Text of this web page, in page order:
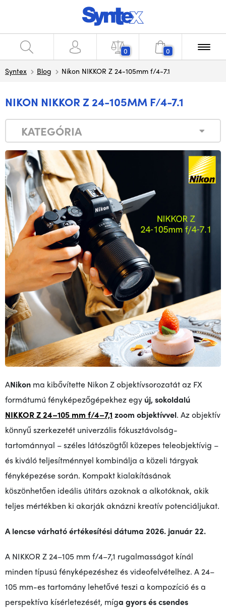
0 0
Syntex Blog Nikon NIKKOR Z 24-105mm f/4-7.1
NIKON NIKKOR Z 24-105MM F/4-7.1
KATEGÓRIA
ANikon ma kibővítette Nikon Z objektívsorozatát az FX
formátumú fényképezőgépekhez egy új, sokoldalú
NIKKOR Z 24–105 mm f/4–7,1 zoom objektívvel. Az objektív
könnyű szerkezetét univerzális fókusztávolság-
tartománnyal – széles látószögtől közepes teleobjektívig –
és kiváló teljesítménnyel kombinálja a közeli tárgyak
fényképezése során. Kompakt kialakításának
köszönhetően ideális útitárs azoknak a alkotóknak, akik
teljes mértékben ki akarják aknázni kreatív potenciáljukat.
A lencse várható értékesítési dátuma 2026. január 22.
A NIKKOR Z 24–105 mm f/4–7,1 rugalmasságot kínál
minden típusú fényképezéshez és videofelvételhez. A 24–
105 mm-es tartomány lehetővé teszi a kompozíció és a
perspektíva kísérletezését, míga gyors és csendes